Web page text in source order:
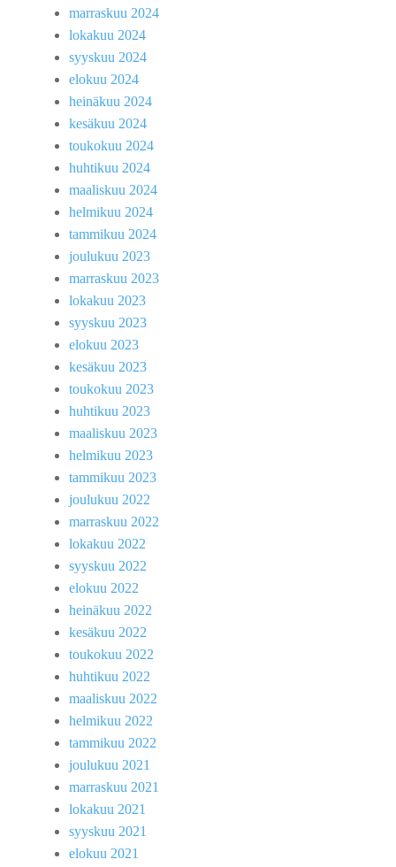
marraskuu 2024
lokakuu 2024
syyskuu 2024
elokuu 2024
heinäkuu 2024
kesäkuu 2024
toukokuu 2024
huhtikuu 2024
maaliskuu 2024
helmikuu 2024
tammikuu 2024
joulukuu 2023
marraskuu 2023
lokakuu 2023
syyskuu 2023
elokuu 2023
kesäkuu 2023
toukokuu 2023
huhtikuu 2023
maaliskuu 2023
helmikuu 2023
tammikuu 2023
joulukuu 2022
marraskuu 2022
lokakuu 2022
syyskuu 2022
elokuu 2022
heinäkuu 2022
kesäkuu 2022
toukokuu 2022
huhtikuu 2022
maaliskuu 2022
helmikuu 2022
tammikuu 2022
joulukuu 2021
marraskuu 2021
lokakuu 2021
syyskuu 2021
elokuu 2021